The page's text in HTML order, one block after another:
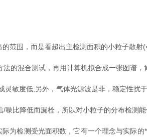
围，而是看超出主检测面积的小粒子散射
混合测试，再用计算机拟合成一张图谱，
度低;另外，气体光源波是非，稳定性扰于
降低而漏栓，所以对小粒子的分布检测能
检测受光面积数，它有一个理念与实际的